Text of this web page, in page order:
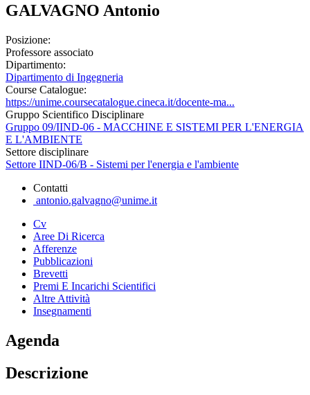
GALVAGNO Antonio
Posizione:
Professore associato
Dipartimento:
Dipartimento di Ingegneria
Course Catalogue:
https://unime.coursecatalogue.cineca.it/docente-ma...
Gruppo Scientifico Disciplinare
Gruppo 09/IIND-06 - MACCHINE E SISTEMI PER L'ENERGIA
E L'AMBIENTE
Settore disciplinare
Settore IIND-06/B - Sistemi per l'energia e l'ambiente
Contatti
antonio.galvagno@unime.it
Cv
Aree Di Ricerca
Afferenze
Pubblicazioni
Brevetti
Premi E Incarichi Scientifici
Altre Attività
Insegnamenti
Agenda
Descrizione